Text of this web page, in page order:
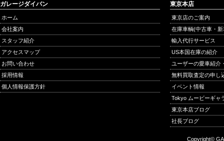
ガレージダイバン
ホーム
会社案内
スタッフ紹介
アクセスマップ
お問い合わせ
採用情報
個人情報保護方針
東京本店
東京店のご案内
在庫車輌(中古車・
輸入代行サービス
US本国在庫の紹介
ユーザーの愛車紹介
無料買取査定の申し
イベント情報
Tokyo ムービーギャ
東京本店ブログ
社長ブログ
Copyright©